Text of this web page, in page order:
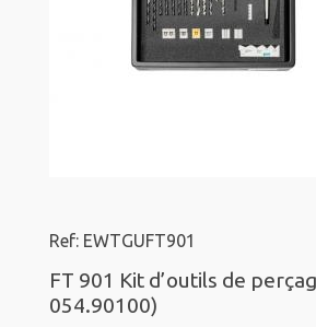
Ref: EWTGUFT901
FT 901 Kit d’outils de
054.90100)